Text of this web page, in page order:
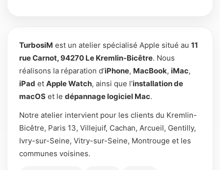
TurbosiM est un atelier spécialisé Apple situé au 11
rue Carnot, 94270 Le Kremlin-Bicêtre. Nous
réalisons la réparation d’iPhone, MacBook, iMac,
iPad et Apple Watch, ainsi que l’installation de
macOS et le dépannage logiciel Mac.
Notre atelier intervient pour les clients du Kremlin-
Bicêtre, Paris 13, Villejuif, Cachan, Arcueil, Gentilly,
Ivry-sur-Seine, Vitry-sur-Seine, Montrouge et les
communes voisines.